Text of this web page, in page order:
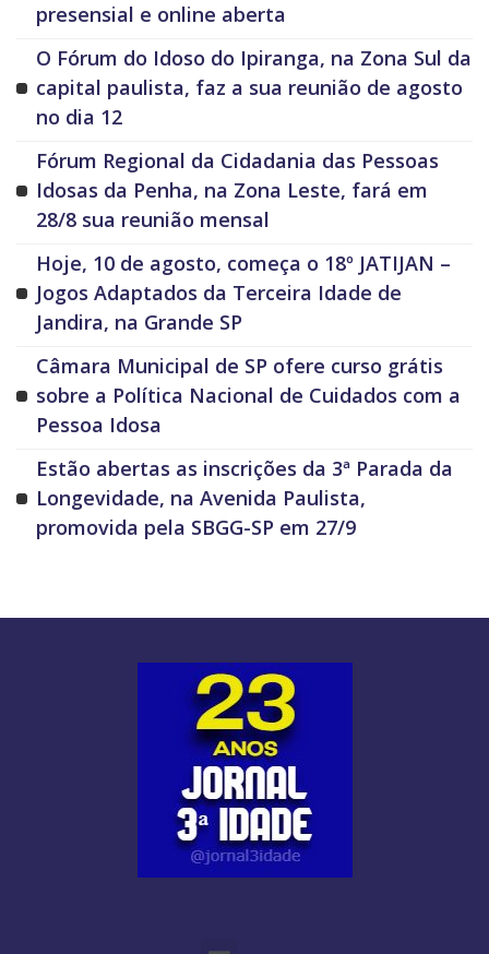
presensial e online aberta
O Fórum do Idoso do Ipiranga, na Zona Sul da
capital paulista, faz a sua reunião de agosto
no dia 12
Fórum Regional da Cidadania das Pessoas
Idosas da Penha, na Zona Leste, fará em
28/8 sua reunião mensal
Hoje, 10 de agosto, começa o 18º JATIJAN –
Jogos Adaptados da Terceira Idade de
Jandira, na Grande SP
Câmara Municipal de SP ofere curso grátis
sobre a Política Nacional de Cuidados com a
Pessoa Idosa
Estão abertas as inscrições da 3ª Parada da
Longevidade, na Avenida Paulista,
promovida pela SBGG-SP em 27/9